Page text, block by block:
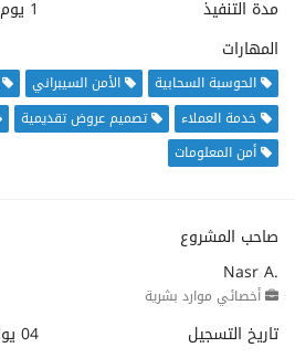
مدة التنفيذ
1 يوم
المهارات
الحوسبة السحابية الأمن السيبراني
خدمة العملاء
تصميم عروض تقديمية
أمن المعلومات
صاحب المشروع
Nasr A.
أخصائي موارد بشرية
تاريخ التسجيل
04 يونيو 2025